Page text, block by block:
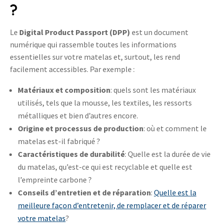
?
Le Digital Product Passport (DPP) est un document
numérique qui rassemble toutes les informations
essentielles sur votre matelas et, surtout, les rend
facilement accessibles. Par exemple :
Matériaux et composition: quels sont les matériaux
utilisés, tels que la mousse, les textiles, les ressorts
métalliques et bien d’autres encore.
Origine et processus de production: où et comment le
matelas est-il fabriqué ?
Caractéristiques de durabilité: Quelle est la durée de vie
du matelas, qu’est-ce qui est recyclable et quelle est
l’empreinte carbone ?
Conseils d’entretien et de réparation: Quelle est la
meilleure façon d’entretenir, de remplacer et de réparer
votre matelas?